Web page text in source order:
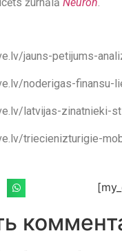
jauns-petijums-
noderigas-
latvijas-zinatnieki-
triecienizturigie-